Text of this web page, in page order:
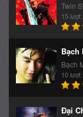
Twin
15 lượt
Bạch
Bạch
10 lượt
Đại